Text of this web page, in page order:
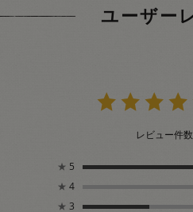
ユーザー
レビュー件
★ 5
★ 4
★ 3